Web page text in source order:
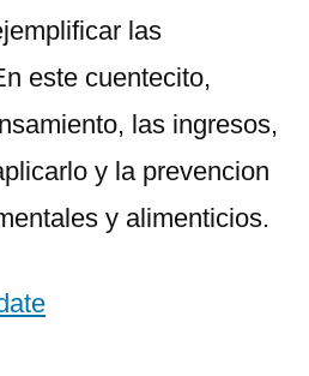
las
este cuentecito,
las ingresos,
y la prevencion
y alimenticios.